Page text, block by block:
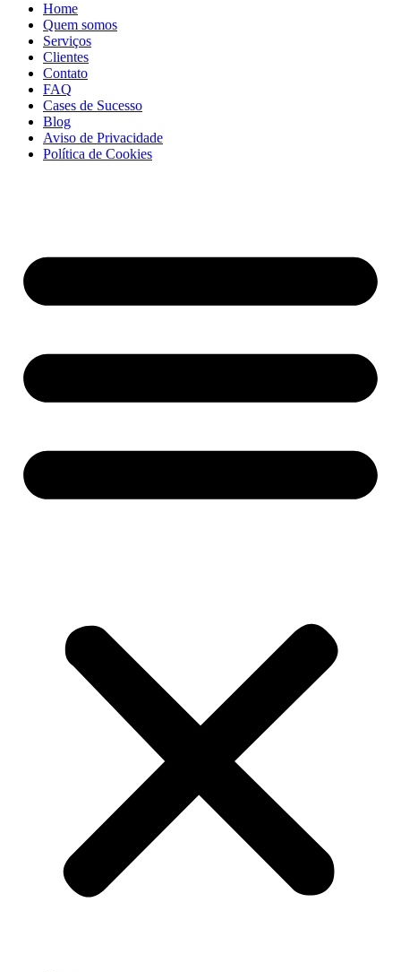
Home
Quem somos
Serviços
Clientes
Contato
FAQ
Cases de Sucesso
Blog
Aviso de Privacidade
Política de Cookies